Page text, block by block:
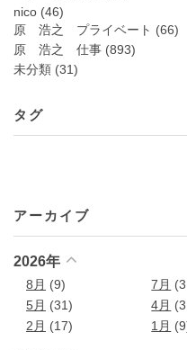
nico (46)
原 浩之 プライベート (66)
原 浩之 仕事 (893)
未分類 (31)
タグ
アーカイブ
2026年
8月 (9) 7月
5月 (31) 4月
2月 (17) 1月